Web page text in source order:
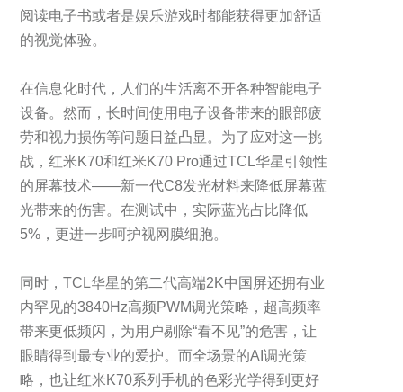
阅读电子书或者是娱乐游戏时都能获得更加舒适
的视觉体验。
在信息化时代，人们的生活离不开各种智能电子
设备。然而，长时间使用电子设备带来的眼部疲
劳和视力损伤等问题日益凸显。为了应对这一挑
战，红米K70和红米K70 Pro通过TCL华星引领性
的屏幕技术——新一代C8发光材料来降低屏幕蓝
光带来的伤害。在测试中，实际蓝光占比降低
5%，更进一步呵护视网膜细胞。
同时，TCL华星的第二代高端2K中国屏还拥有业
内罕见的3840Hz高频PWM调光策略，超高频率
带来更低频闪，为用户剔除“看不见”的危害，让
眼睛得到最专业的爱护。而全场景的AI调光策
略，也让红米K70系列手机的色彩光学得到更好